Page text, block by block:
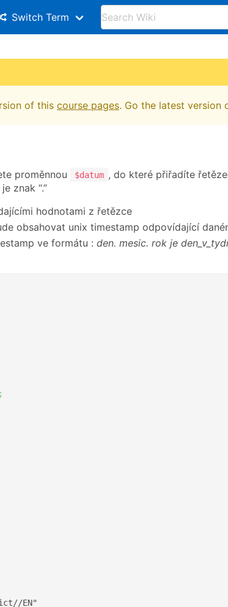
Switch Term
of this course pages. Go the latest version
proměnnou $datum , do které přiřadíte
znak “.”
hodnotami z řetězce
obsahovat unix timestamp odpovídající
ve formátu : den. mesic. rok je
;
EN"